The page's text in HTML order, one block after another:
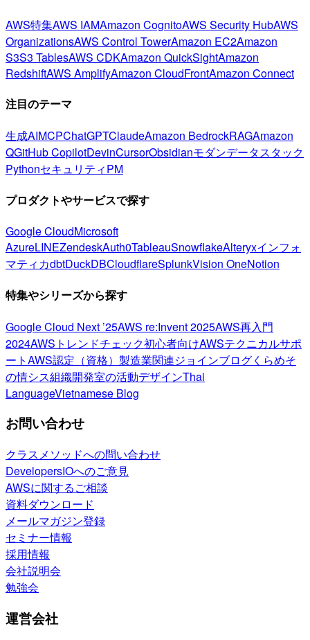
AWS特集AWS IAMAmazon CognitoAWS Security HubAWS
OrganizationsAWS Control TowerAmazon EC2Amazon
S3S3 TablesAWS CDKAmazon QuickSightAmazon
RedshiftAWS AmplifyAmazon CloudFrontAmazon Connect
注目のテーマ
生成AIMCPChatGPTClaudeAmazon BedrockRAGAmazon
QGitHub CopilotDevinCursorObsidianモダンデータスタック
PythonセキュリティPM
プロダクトやサービスで探す
Google CloudMicrosoft
AzureLINEZendeskAuth0TableauSnowflakeAlteryxインフォ
マティカdbtDuckDBCloudflareSplunkVision OneNotion
特集やシリーズから探す
Google Cloud Next ’25AWS re:Invent 2025AWS再入門
2024AWSトレンドチェック初心者向けAWSテクニカルサポ
ートAWS認定（資格） 製造業関連ジョインブログくらめそ
の情シス組織開発室の活動デザインThai
LanguageVietnamese Blog
お問い合わせ
クラスメソッドへの問い合わせ
DevelopersIOへのご意見
AWSに関するご相談
資料ダウンロード
メールマガジン登録
セミナー情報
採用情報
会社説明会
勉強会
運営会社